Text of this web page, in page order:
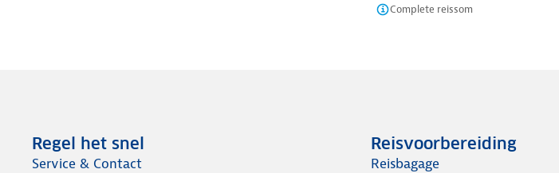
Complete reissom
Regel het snel
Service & Contact
Reisvoorbereiding
Reisbagage